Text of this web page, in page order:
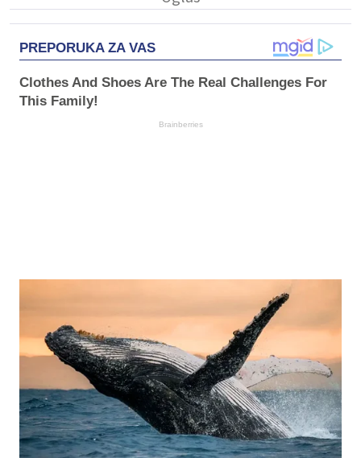
PREPORUKA ZA VAS
Clothes And Shoes Are The Real Challenges For
This Family!
Brainberries